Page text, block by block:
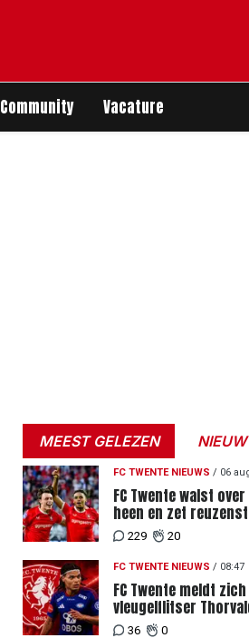
Community Vacature
MEEST GELEZEN
FC TWENTE NIEUWS / 06
FC Twente walst over
heen en zet
de play-offs
229 20
FC TWENTE NIEUWS / 08:47
FC Twente meldt
vleugelflitser
licht voor
36 0